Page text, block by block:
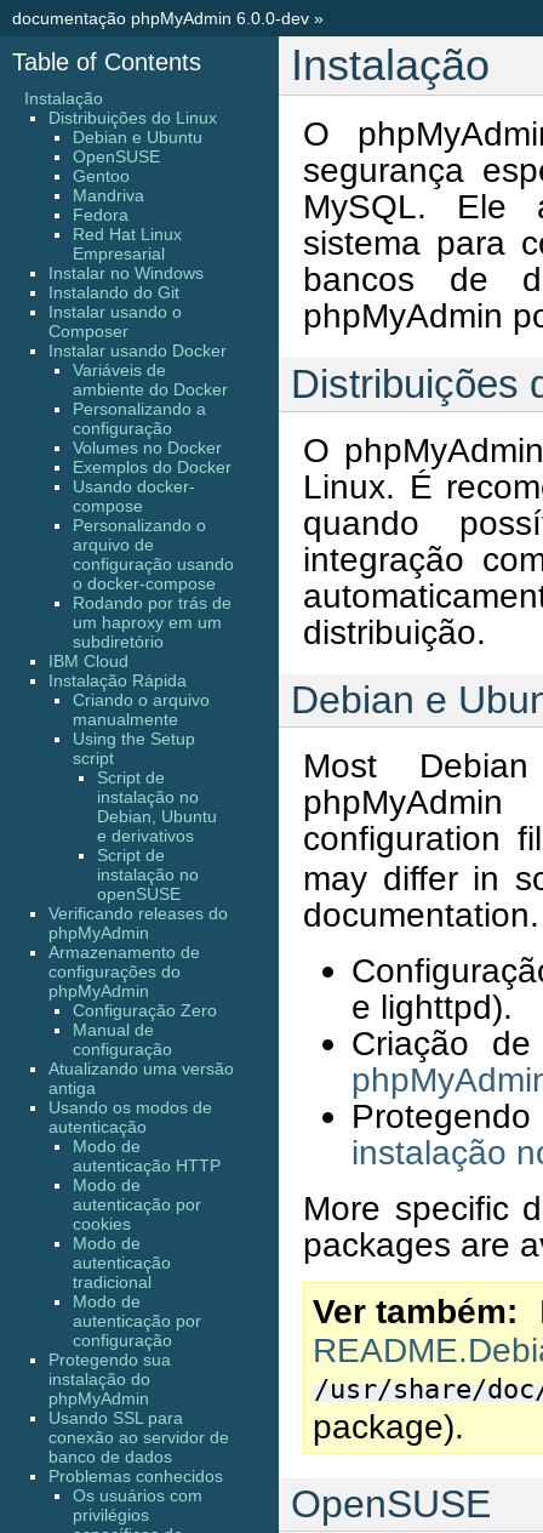
documentação phpMyAdmin 6.0.0-dev »
Instalação
O
segurança
MySQL. Ele
sistema para
bancos de
phpMyAdmin
Distribuições
O
Linux. É
quando
integração
distribuição.
Debian e
Most
configuration
may differ in
e lighttpd).
Criação
instalação
More specific
packages are
Ver também
/usr/share/doc/
package).
OpenSUSE
Table of Contents
Instalação
Distribuições do Linux
Debian e Ubuntu
OpenSUSE
Gentoo
Mandriva
Fedora
Red Hat Linux
Empresarial
Instalar no Windows
Instalando do Git
Instalar usando o
Composer
Instalar usando Docker
Variáveis de
ambiente do Docker
Personalizando a
configuração
Volumes no Docker
Exemplos do Docker
Usando docker-
compose
Personalizando o
arquivo de
configuração usando
o docker-compose
Rodando por trás de
um haproxy em um
subdiretório
IBM Cloud
Instalação Rápida
Criando o arquivo
manualmente
Using the Setup
script
Script de
instalação no
Debian, Ubuntu
e derivativos
Script de
instalação no
openSUSE
Verificando releases do
phpMyAdmin
Armazenamento de
configurações do
phpMyAdmin
Configuração Zero
Manual de
configuração
Atualizando uma versão
antiga
Usando os modos de
autenticação
Modo de
autenticação HTTP
Modo de
autenticação por
cookies
Modo de
autenticação
tradicional
Modo de
autenticação por
configuração
Protegendo sua
instalação do
phpMyAdmin
Usando SSL para
conexão ao servidor de
banco de dados
Problemas conhecidos
Os usuários com
privilégios